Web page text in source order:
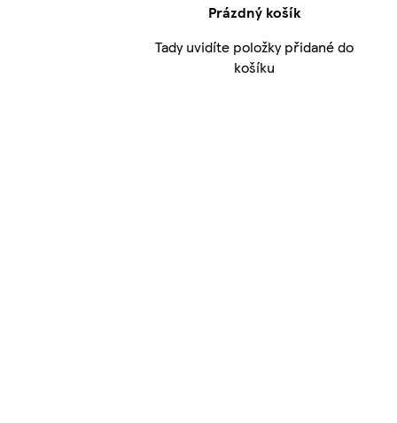
Prázdný košík
Tady uvidíte položky přidané do
košíku